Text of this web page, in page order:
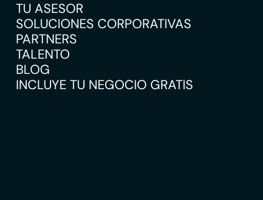
TU ASESOR
SOLUCIONES CORPORATIVAS
PARTNERS
TALENTO
BLOG
INCLUYE TU NEGOCIO GRATIS